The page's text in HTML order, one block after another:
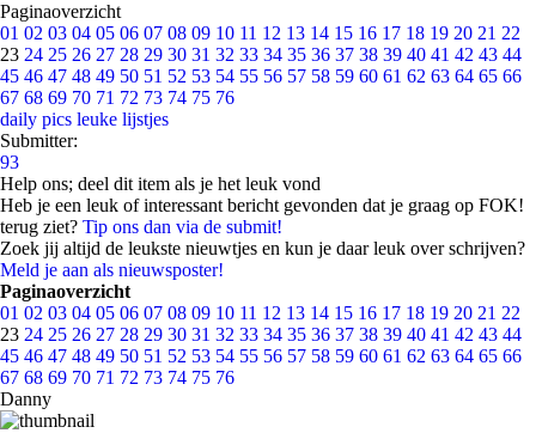
Paginaoverzicht
01 02 03 04 05 06 07 08 09 10 11 12 13 14 15 16 17 18 19 20 21 22
23 24 25 26 27 28 29 30 31 32 33 34 35 36 37 38 39 40 41 42 43 44
45 46 47 48 49 50 51 52 53 54 55 56 57 58 59 60 61 62 63 64 65 66
67 68 69 70 71 72 73 74 75 76
daily pics leuke lijstjes
Submitter:
93
Help ons; deel dit item als je het leuk vond
Heb je een leuk of interessant bericht gevonden dat je graag op FOK!
terug ziet? Tip ons dan via de submit!
Zoek jij altijd de leukste nieuwtjes en kun je daar leuk over schrijven?
Meld je aan als nieuwsposter!
Paginaoverzicht
01 02 03 04 05 06 07 08 09 10 11 12 13 14 15 16 17 18 19 20 21 22
23 24 25 26 27 28 29 30 31 32 33 34 35 36 37 38 39 40 41 42 43 44
45 46 47 48 49 50 51 52 53 54 55 56 57 58 59 60 61 62 63 64 65 66
67 68 69 70 71 72 73 74 75 76
Danny